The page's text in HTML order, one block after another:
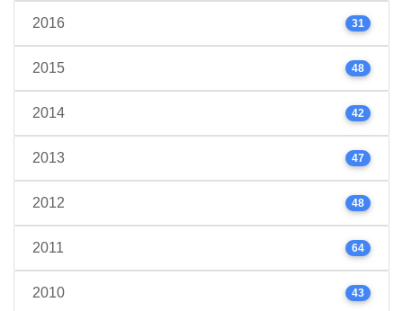
2016 31
2015 48
2014 42
2013 47
2012 48
2011 64
2010 43